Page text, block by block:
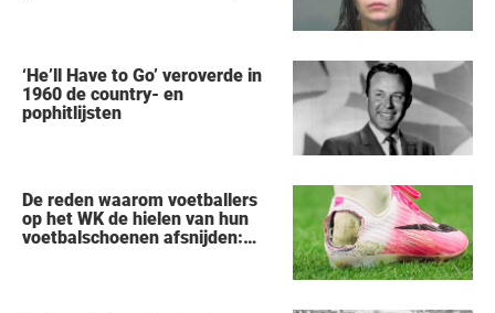
‘He’ll Have to Go’ veroverde in
1960 de country- en
pophitlijsten
De reden waarom voetballers
op het WK de hielen van hun
voetbalschoenen afsnijden: